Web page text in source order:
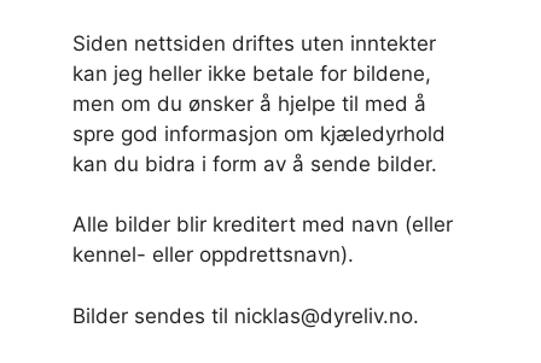
Siden nettsiden driftes uten inntekter
kan jeg heller ikke betale for bildene,
men om du ønsker å hjelpe til med å
spre god informasjon om kjæledyrhold
kan du bidra i form av å sende bilder.
Alle bilder blir kreditert med navn (eller
kennel- eller oppdrettsnavn).
Bilder sendes til nicklas@dyreliv.no.